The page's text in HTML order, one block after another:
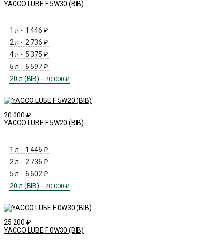
YACCO LUBE F 5W30 (BIB)
1 л - 1 446 ₽
2 л - 2 736 ₽
4 л - 5 375 ₽
5 л - 6 597 ₽
20 л (BIB) - 20 000 ₽
20 000 ₽
YACCO LUBE F 5W20 (BIB)
1 л - 1 446 ₽
2 л - 2 736 ₽
5 л - 6 602 ₽
20 л (BIB) - 20 000 ₽
25 200 ₽
YACCO LUBE F 0W30 (BIB)